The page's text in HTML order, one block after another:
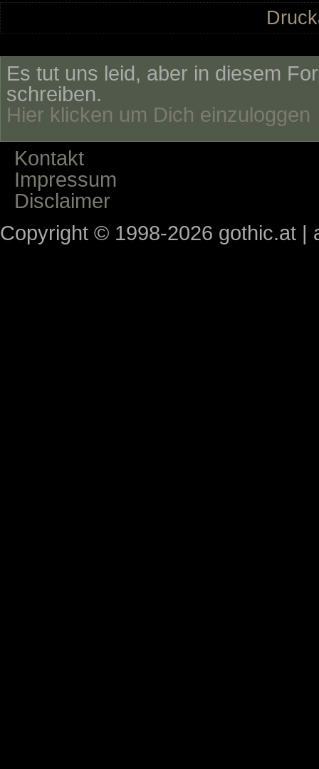
Es tut uns leid, aber in diesem
schreiben.
Hier klicken um Dich einzuloggen
Kontakt
Impressum
Disclaimer
Copyright © 1998-2026 gothic.at |